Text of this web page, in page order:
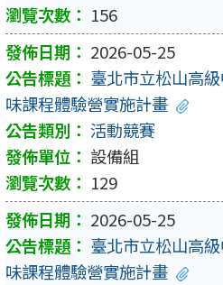
156
2026-05-25
臺北市立松山高
味課程體驗營實施計畫
活動競賽
設備組
129
2026-05-25
臺北市立松山高
味課程體驗營實施計畫